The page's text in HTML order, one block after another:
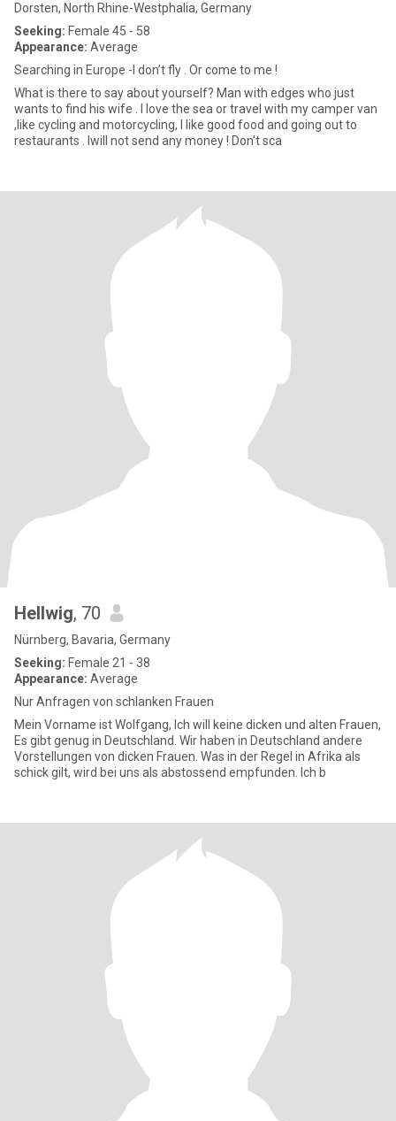
Dorsten, North Rhine-Westphalia, Germany
Seeking: Female 45 - 58
Appearance: Average
Searching in Europe -I don’t fly . Or come to me !
What is there to say about yourself? Man with edges who just
wants to find his wife . I love the sea or travel with my camper van
,like cycling and motorcycling, I like good food and going out to
restaurants . Iwill not send any money ! Don't sca
Hellwig, 70
Nürnberg, Bavaria, Germany
Seeking: Female 21 - 38
Appearance: Average
Nur Anfragen von schlanken Frauen
Mein Vorname ist Wolfgang, Ich will keine dicken und alten Frauen,
Es gibt genug in Deutschland. Wir haben in Deutschland andere
Vorstellungen von dicken Frauen. Was in der Regel in Afrika als
schick gilt, wird bei uns als abstossend empfunden. Ich b